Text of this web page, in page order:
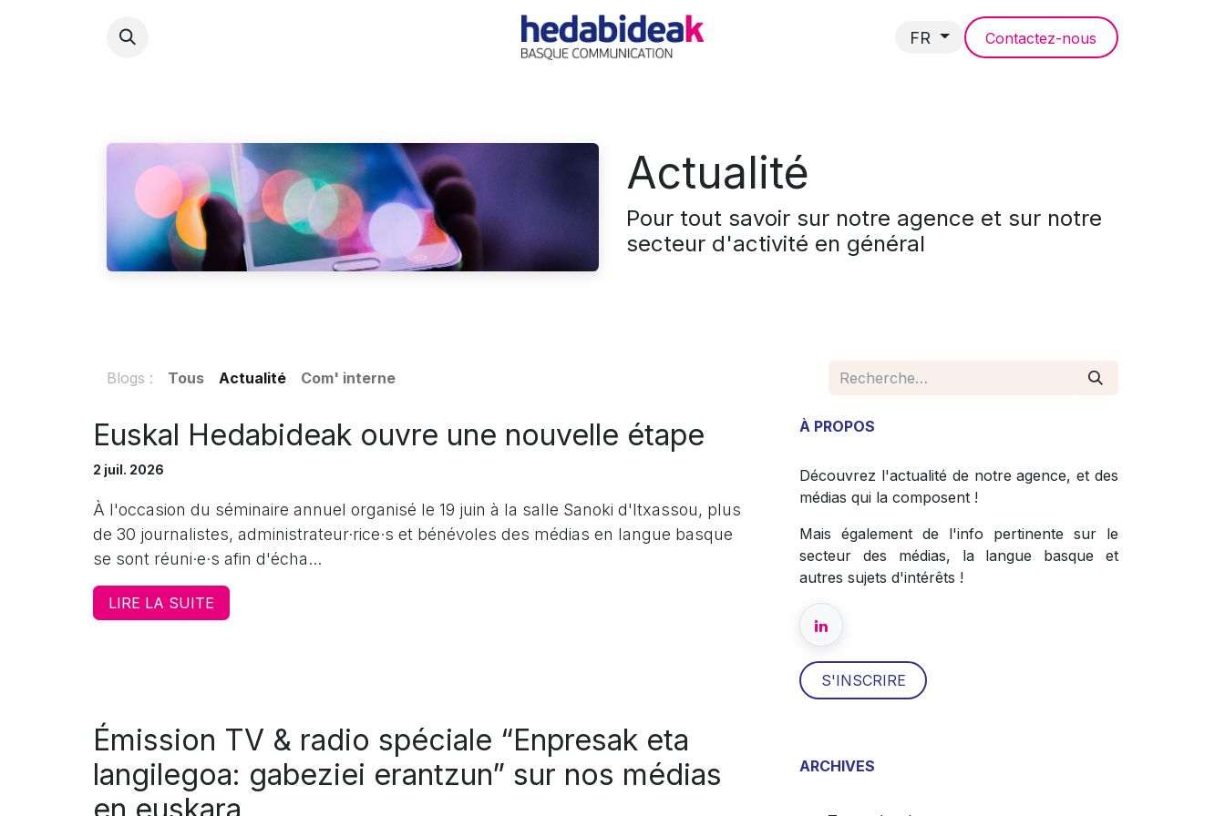
FR Contactez-nous
Actualité
Pour tout savoir sur notre agence et sur notre
secteur d'activité en général
Blogs : Tous Actualité Com' interne
Euskal Hedabideak ouvre une nouvelle étape
2 juil. 2026
À l'occasion du séminaire annuel organisé le 19 juin à la salle Sanoki d'Itxassou, plus
de 30 journalistes, administrateur·rice·s et bénévoles des médias en langue basque
se sont réuni·e·s afin d'écha...
LIRE LA SUITE
Émission TV & radio spéciale “Enpresak eta
langilegoa: gabeziei erantzun” sur nos médias
À PROPOS
Découvrez l'actualité de notre agence, et des
médias qui la composent !
Mais également de l'info pertinente sur le
secteur des médias, la langue basque et
autres sujets d'intérêts !
S'INSCRI​​RE
ARCHIVES